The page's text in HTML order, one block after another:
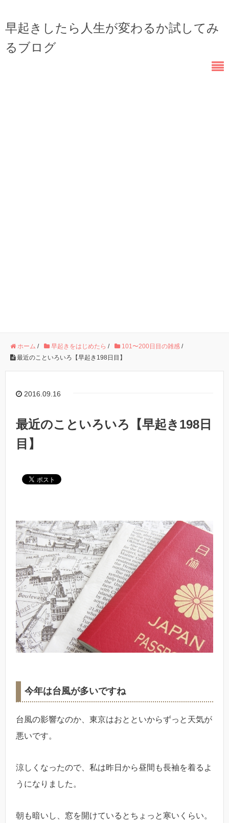
早起きしたら人生が変わるか試してみ
るブログ
ホーム / 早起きをはじめたら / 101〜200日目の雑感 /
最近のこといろいろ【早起き198日目】
2016.09.16
最近のこといろいろ【早起き198日
目】
今年は台風が多いですね
台風の影響なのか、東京はおとといからずっと天気が
悪いです。
涼しくなったので、私は昨日から昼間も長袖を着るよ
うになりました。
朝も暗いし、窓を開けているとちょっと寒いくらい。